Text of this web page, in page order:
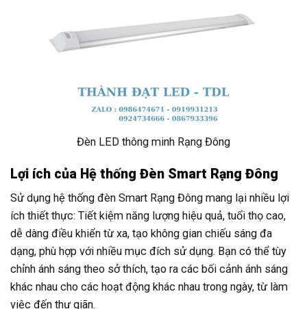
Đèn LED thông minh Rạng Đông
Lợi ích của Hệ thống Đèn Smart Rạng Đông
Sử dụng hệ thống đèn Smart Rạng Đông mang lại nhiều lợi
ích thiết thực: Tiết kiệm năng lượng hiệu quả, tuổi thọ cao,
dễ dàng điều khiển từ xa, tạo không gian chiếu sáng đa
dạng, phù hợp với nhiều mục đích sử dụng. Bạn có thể tùy
chỉnh ánh sáng theo sở thích, tạo ra các bối cảnh ánh sáng
khác nhau cho các hoạt động khác nhau trong ngày, từ làm
việc đến thư giãn.